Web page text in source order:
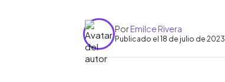
PorEmilce Rivera
Publicado el 18 de julio de 2023